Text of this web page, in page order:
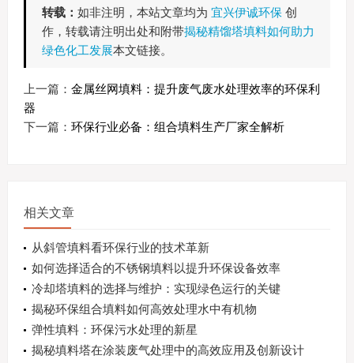
转载： 如非注明，本站文章均为 宜兴伊诚环保 创
作，转载请注明出处和附带揭秘精馏塔填料如何助力
绿色化工发展本文链接。
上一篇： 金属丝网填料：提升废气废水处理效率的环保利
器
下一篇： 环保行业必备：组合填料生产厂家全解析
相关文章
从斜管填料看环保行业的技术革新
如何选择适合的不锈钢填料以提升环保设备效率
冷却塔填料的选择与维护：实现绿色运行的关键
揭秘环保组合填料如何高效处理水中有机物
弹性填料：环保污水处理的新星
揭秘填料塔在涂装废气处理中的高效应用及创新设计